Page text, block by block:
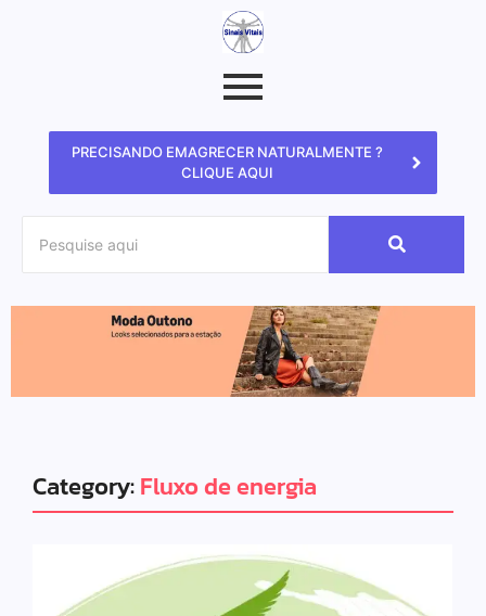
PRECISANDO EMAGRECER NATURALMENTE ?
CLIQUE AQUI
Category:Fluxo de energia